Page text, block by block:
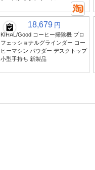
18,679 円
KIHAL/Good コーヒー掃除機 プロ
フェッショナルグラインダー コー
ヒーマシン パウダー デスクトップ
小型手持ち 新製品